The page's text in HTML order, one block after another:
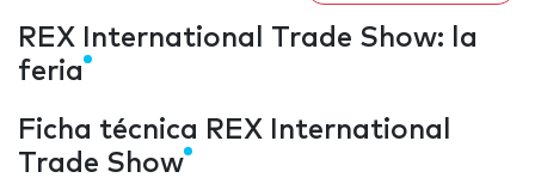
REX International Trade Show: la
feria
Ficha técnica REX International
Trade Show